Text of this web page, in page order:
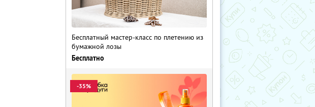
Бесплатный мастер-класс по плетению из
бумажной лозы
Бесплатно
-35%